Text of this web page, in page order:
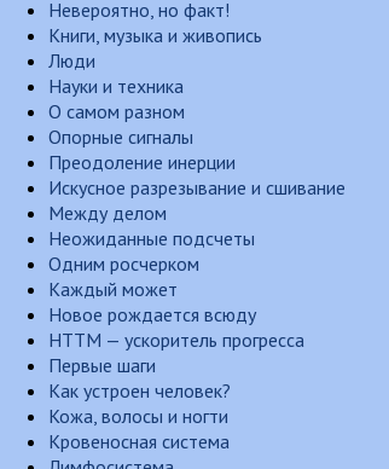
Невероятно, но факт!
Книги, музыка и живопись
Люди
Науки и техника
О самом разном
Опорные сигналы
Преодоление инерции
Искусное разрезывание и сшивание
Между делом
Неожиданные подсчеты
Одним росчерком
Каждый может
Новое рождается всюду
НТТМ — ускоритель прогресса
Первые шаги
Как устроен человек?
Кожа, волосы и ногти
Кровеносная система